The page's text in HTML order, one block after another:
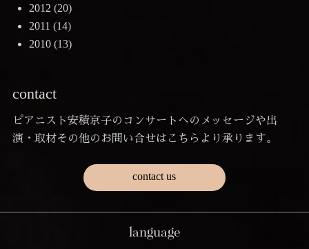
2012 (20)
2011 (14)
2010(13)
contact
ピアニスト安積京子のコンサートへのメッセージや出
演・取材その他のお問い合せはこちらより承ります。
contact us
language